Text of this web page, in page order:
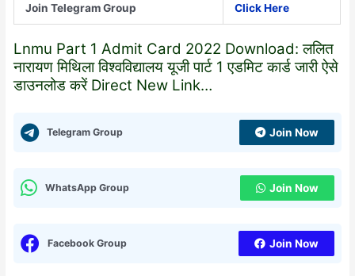
Join Telegram Group Click Here
Lnmu Part 1 Admit Card 2022 Download: ललित
नारायण मिथिला विश्वविद्यालय यूजी पार्ट 1 एडमिट कार्ड जारी ऐसे
डाउनलोड करें Direct New Link…
Telegram Group Join Now
WhatsApp Group Join Now
Facebook Group Join Now